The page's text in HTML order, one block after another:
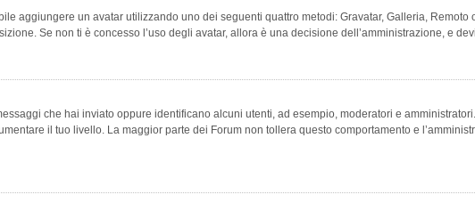
aggiungere un avatar utilizzando uno dei seguenti quattro metodi: Gravatar, Galleria,
Se non ti è concesso l’uso degli avatar, allora è una decisione dell’amministrazione, e
che hai inviato oppure identificano alcuni utenti, ad esempio, moderatori e
il tuo livello. La maggior parte dei Forum non tollera questo comportamento e